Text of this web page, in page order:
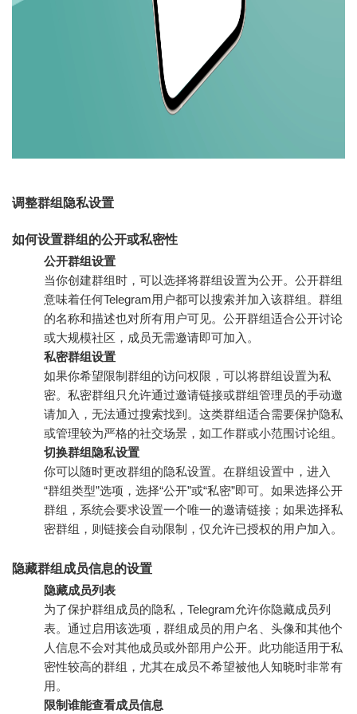
调整群组隐私设置
如何设置群组的公开或私密性
公开群组设置
当你创建群组时，可以选择将群组设置为公开。公开群组
意味着任何Telegram用户都可以搜索并加入该群组。群组
的名称和描述也对所有用户可见。公开群组适合公开讨论
或大规模社区，成员无需邀请即可加入。
私密群组设置
如果你希望限制群组的访问权限，可以将群组设置为私
密。私密群组只允许通过邀请链接或群组管理员的手动邀
请加入，无法通过搜索找到。这类群组适合需要保护隐私
或管理较为严格的社交场景，如工作群或小范围讨论组。
切换群组隐私设置
你可以随时更改群组的隐私设置。在群组设置中，进入
“群组类型”选项，选择“公开”或“私密”即可。如果选择公开
群组，系统会要求设置一个唯一的邀请链接；如果选择私
密群组，则链接会自动限制，仅允许已授权的用户加入。
隐藏群组成员信息的设置
隐藏成员列表
为了保护群组成员的隐私，Telegram允许你隐藏成员列
表。通过启用该选项，群组成员的用户名、头像和其他个
人信息不会对其他成员或外部用户公开。此功能适用于私
密性较高的群组，尤其在成员不希望被他人知晓时非常有
用。
限制谁能查看成员信息